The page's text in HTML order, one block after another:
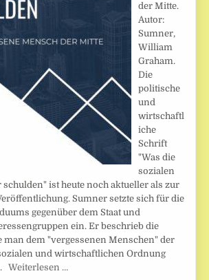
der Mitte.
Autor:
Sumner,
William
Graham.
Die
politische
und
wirtschaftl
iche
Schrift
"Was die
sozialen
ist heute noch aktueller als zur
Sumner setzte sich für die
gegenüber dem Staat und
ein. Er beschrieb die
man dem "vergessenen Menschen" der
und wirtschaftlichen Ordnung
Weiterlesen …